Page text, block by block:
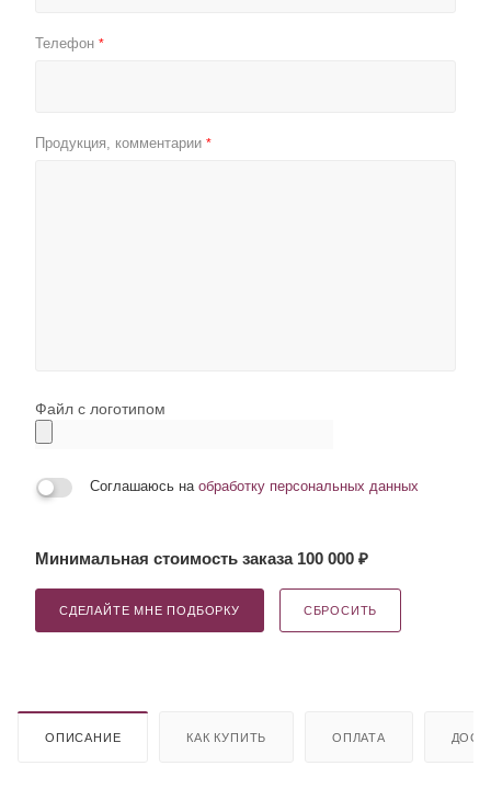
Телефон *
Продукция, комментарии *
Файл с логотипом
Соглашаюсь на обработку персональных данных
Минимальная стоимость заказа 100 000 ₽
СДЕЛАЙТЕ МНЕ ПОДБОРКУ СБРОСИТЬ
ОПИСАНИЕ КАК КУПИТЬ ОПЛАТА